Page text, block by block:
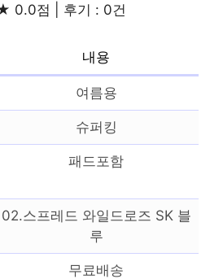
0.0점 | 후기 : 0건
내용
여름용
슈퍼킹
패드포함
02.스프레드 와일드로즈 SK 블
루
무료배송